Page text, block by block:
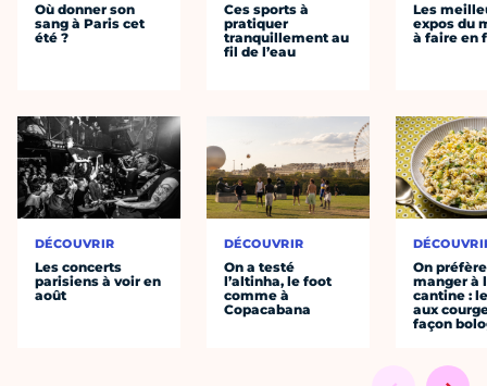
Où donner son
sang à Paris cet
été ?
DÉCOUVRIR
Les concerts
parisiens à voir en
août
Ces sports à
pratiquer
tranquillement au
fil de l’eau
DÉCOUVRIR
On a testé
l’altinha, le foot
comme à
Copacabana
Les
expos du
à faire en
On préfère
manger à
cantine :
aux
façon